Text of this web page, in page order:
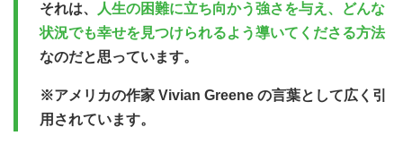
それは、
人生の困難に立ち向かう強さを与え、どんな
状況でも幸せを見つけられるよう導いてくださる方法
なのだと思っています。
※アメリカの作家 Vivian Greene の言葉として広く引
用されています。